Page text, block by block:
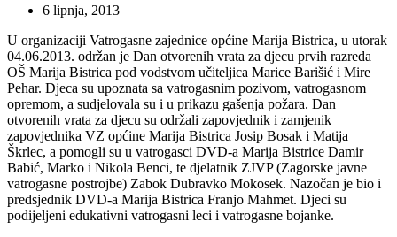
6 lipnja, 2013
U organizaciji Vatrogasne zajednice općine Marija Bistrica, u utorak
04.06.2013. održan je Dan otvorenih vrata za djecu prvih razreda
OŠ Marija Bistrica pod vodstvom učiteljica Marice Barišić i Mire
Pehar. Djeca su upoznata sa vatrogasnim pozivom, vatrogasnom
opremom, a sudjelovala su i u prikazu gašenja požara. Dan
otvorenih vrata za djecu su održali zapovjednik i zamjenik
zapovjednika VZ općine Marija Bistrica Josip Bosak i Matija
Škrlec, a pomogli su u vatrogasci DVD-a Marija Bistrice Damir
Babić, Marko i Nikola Benci, te djelatnik ZJVP (Zagorske javne
vatrogasne postrojbe) Zabok Dubravko Mokosek. Nazočan je bio i
predsjednik DVD-a Marija Bistrica Franjo Mahmet. Djeci su
podijeljeni edukativni vatrogasni leci i vatrogasne bojanke.